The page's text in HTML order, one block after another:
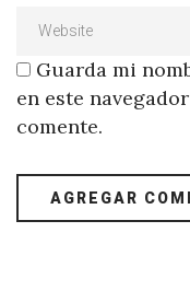
Guarda mi
en este
comente.